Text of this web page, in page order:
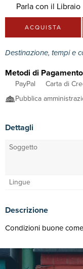
Parla con il Libraio
ACQUISTA
Destinazione, tempi e
Metodi di Pagamento
PayPal Carta di
Pubblica
Dettagli
Soggetto
Lingue
Descrizione
Condizioni buone